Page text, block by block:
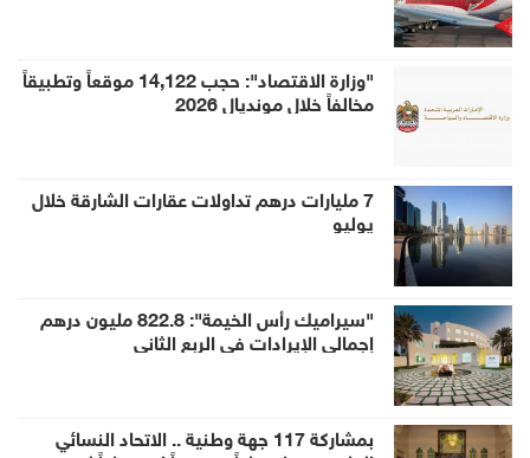
"وزارة الاقتصاد": حجب 14,122 موقعاً وتطبيقاً
مخالفاً خلال مونديال 2026
7 مليارات درهم تداولات عقارات الشارقة خلال
يوليو
"سيراميك رأس الخيمة": 822.8 مليون درهم
إجمالي الإيرادات في الربع الثاني
بمشاركة 117 جهة وطنية .. الاتحاد النسائي